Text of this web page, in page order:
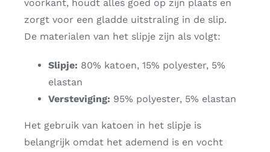
voorkant, houdt alles goed op zijn plaats en
zorgt voor een gladde uitstraling in de slip.
De materialen van het slipje zijn als volgt:
Slipje: 80% katoen, 15% polyester, 5%
elastan
Versteviging: 95% polyester, 5% elastan
Het gebruik van katoen in het slipje is
belangrijk omdat het ademend is en vocht